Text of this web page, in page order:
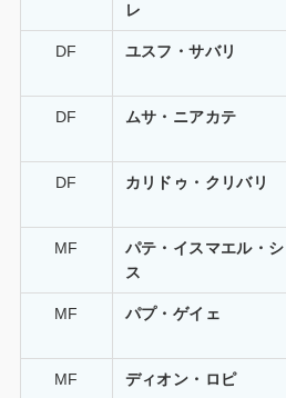
レ
DF ユスフ・サバリ
DF ムサ・ニアカテ
DF カリドゥ・クリバリ
MF
パテ・イスマエル・シ
ス
MF パプ・ゲイェ
MF ディオン・ロピ